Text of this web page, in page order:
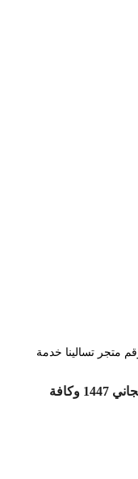
متجر تسالينا خدمة
رقم متجر تسالينا خدمة العملاء الموحد المجاني 1447 وكافة